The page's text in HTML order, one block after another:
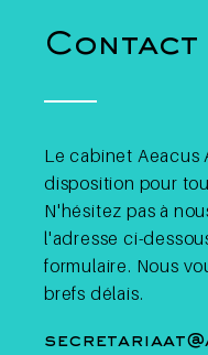
Contact
Le cabinet Aeacus
disposition pour
N'hésitez pas à
l'adresse ci-
formulaire. Nous
brefs délais.